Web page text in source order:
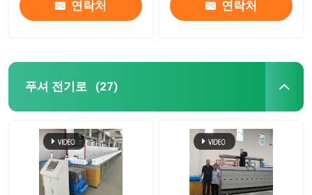
건조 오븐
열처리 용광로
연락처 연락처
푸셔 전기로 (27)